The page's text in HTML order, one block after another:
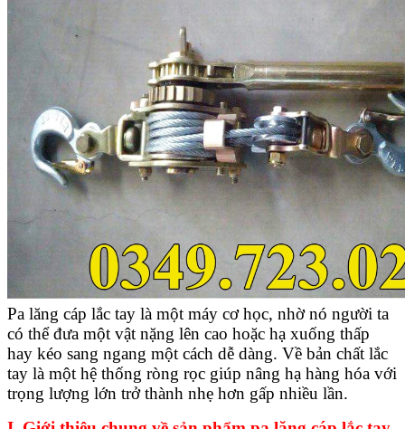
Pa lăng cáp lắc tay là một máy cơ học, nhờ nó người ta
có thể đưa một vật nặng lên cao hoặc hạ xuống thấp
hay kéo sang ngang một cách dễ dàng. Về bản chất lắc
tay là một hệ thống ròng rọc giúp nâng hạ hàng hóa với
trọng lượng lớn trở thành nhẹ hơn gấp nhiều lần.